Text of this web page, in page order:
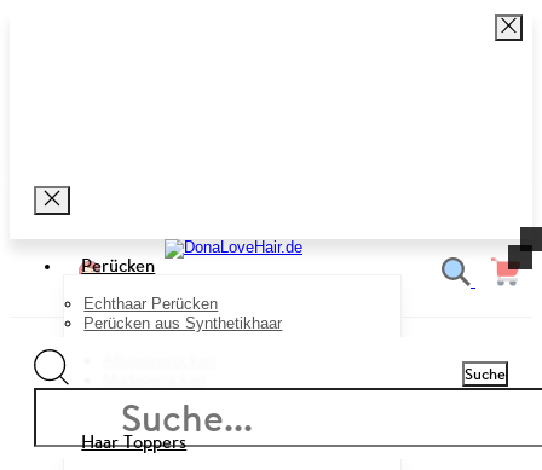
Perücken
Echthaar Perücken
Perücken aus Synthetikhaar
Haar Toppers
Suche